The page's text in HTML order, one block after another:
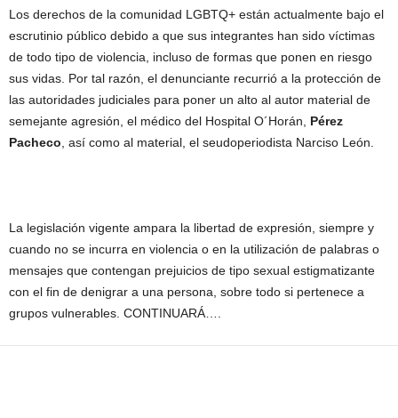
Los derechos de la comunidad LGBTQ+ están actualmente bajo el
escrutinio público debido a que sus integrantes han sido víctimas
de todo tipo de violencia, incluso de formas que ponen en riesgo
sus vidas. Por tal razón, el denunciante recurrió a la protección de
las autoridades judiciales para poner un alto al autor material de
semejante agresión, el médico del Hospital O´Horán, Pérez
Pacheco , así como al material, el seudoperiodista Narciso León.
La legislación vigente ampara la libertad de expresión, siempre y
cuando no se incurra en violencia o en la utilización de palabras o
mensajes que contengan prejuicios de tipo sexual estigmatizante
con el fin de denigrar a una persona, sobre todo si pertenece a
grupos vulnerables. CONTINUARÁ….